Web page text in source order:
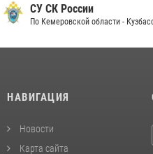
СУ СК России
По Кемеровской области -
НАВИГАЦИЯ
Новости
Карта сайта